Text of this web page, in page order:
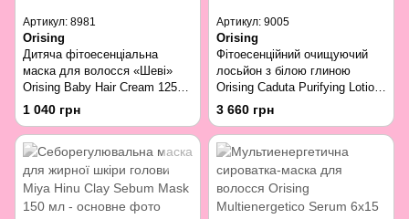
Артикул: 8981
Orising
Дитяча фітоесенціальна
маска для волосся «Шеві»
Orising Baby Hair Cream 125
мл
1 040 грн
Артикул: 9005
Orising
Фітоесенційний очищуючий
лосьйон з білою глиною
Orising Caduta Purifying Lotion
12х7 мл
3 660 грн